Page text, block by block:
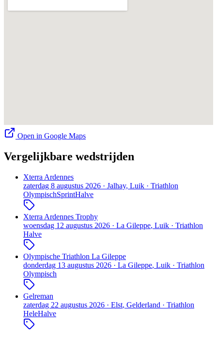
Open in Google Maps
Vergelijkbare wedstrijden
Xterra Ardennes
zaterdag 8 augustus 2026 · Jalhay, Luik · Triathlon
OlympischSprintHalve
Xterra Ardennes Trophy
woensdag 12 augustus 2026 · La Gileppe, Luik · Triathlon
Halve
Olympische Triathlon La Gileppe
donderdag 13 augustus 2026 · La Gileppe, Luik · Triathlon
Olympisch
Gelreman
zaterdag 22 augustus 2026 · Elst, Gelderland · Triathlon
HeleHalve